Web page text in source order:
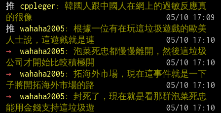
推
cppleger : 韓國人跟中國人在網上的過敏反應真
的很像
推
wahaha2005 : 根據一位有在玩這垃圾遊戲的歐美
人士說，這遊戲就是連
→
wahaha2005 : 泡菜死忠都慢慢離開，然後這垃圾
公司才開始比較積極開
→
wahaha2005 : 拓海外市場，現在這事件就是一下
子將開拓海外市場的路
→
wahaha2005 : 封死了，現在就是看那群泡菜死忠
能用金錢支持這垃圾遊